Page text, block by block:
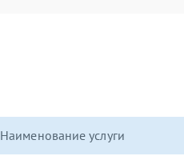
Наименование услуги